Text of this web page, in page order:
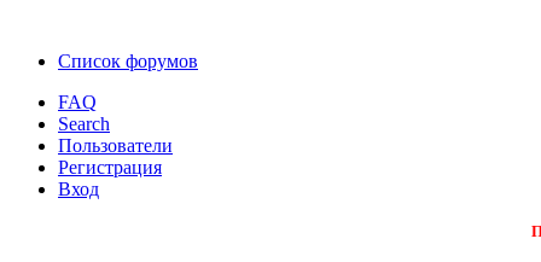
Список форумов
FAQ
Search
Пользователи
Регистрация
Вход